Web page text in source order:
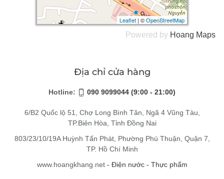
Leaflet | ©OpenStreetMap
Leaflet | ©OpenStreetMap
Powered by Hoang Maps
Địa chỉ cửa hàng
Hotline: 090 9099044 (9:00 - 21:00)
6/B2 Quốc lộ 51, Chợ Long Bình Tân, Ngã 4 Vũng Tàu,
TP.Biên Hòa, Tỉnh Đồng Nai
803/23/10/19A Huỳnh Tấn Phát, Phường Phú Thuận, Quận 7,
TP. Hồ Chí Minh
www.hoangkhang.net - Điện nước - Thực phẩm